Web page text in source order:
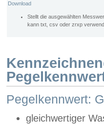
Download
Stellt die ausgewählten
kann txt, csv oder zrxp
Pegelkennwert:
gleichwertiger